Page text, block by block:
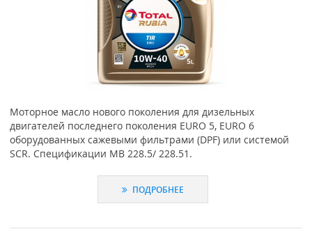
Моторное масло нового поколения для дизельных
двигателей последнего поколения EURO 5, EURO 6
оборудованных сажевыми фильтрами (DPF) или системой
SCR. Спецификации MB 228.5/ 228.51.
ПОДРОБНЕЕ